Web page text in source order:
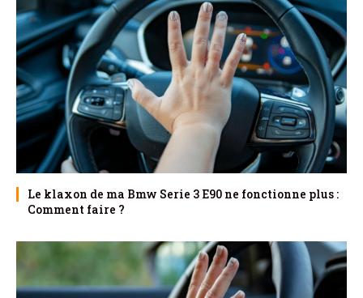
Le klaxon de ma Bmw Serie 3 E90 ne fonctionne plus :
Comment faire ?